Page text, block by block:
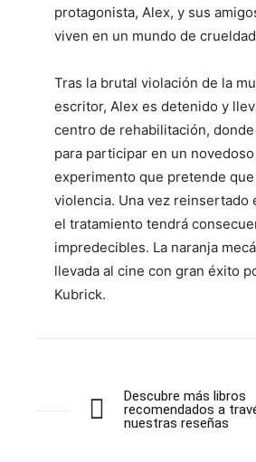
protagonista, Alex, y sus
viven en un mundo de
Tras la brutal violación de la
escritor, Alex es detenido y
centro de rehabilitación,
para participar en un
experimento que pretende
violencia. Una vez reinsertado
el tratamiento tendrá
impredecibles. La naranja
llevada al cine con gran éxito
Kubrick.
Descubre más libros
recomendados a
nuestras reseñas